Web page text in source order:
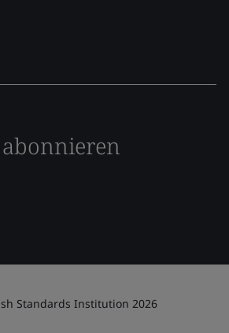
Standards Institution 2026